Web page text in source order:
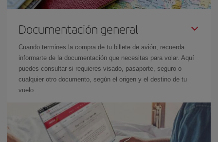
Documentación general
Cuando termines la compra de tu billete de avión, recuerda
informarte de la documentación que necesitas para volar. Aquí
puedes consultar si requieres visado, pasaporte, seguro o
cualquier otro documento, según el origen y el destino de tu
vuelo.